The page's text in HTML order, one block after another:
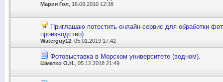
Мария Гол , 16.09.2010 12:38
Приглашаю потестить онлайн-сервис для обработки
производство)
Waterguy12 , 05.01.2019 17:42
Фотовыставка в Морском университете (водном).
Шматко О.Н. , 05.12.2018 21:49